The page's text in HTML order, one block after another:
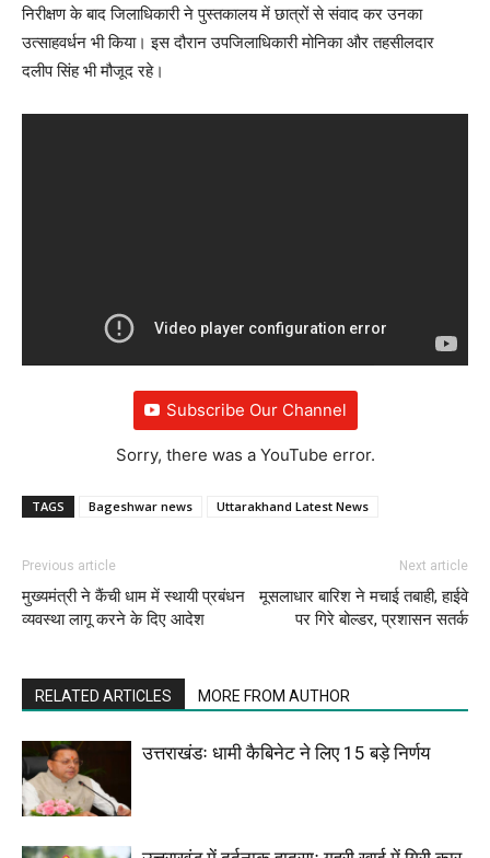
निरीक्षण के बाद जिलाधिकारी ने पुस्तकालय में छात्रों से संवाद कर उनका
उत्साहवर्धन भी किया। इस दौरान उपजिलाधिकारी मोनिका और तहसीलदार
दलीप सिंह भी मौजूद रहे।
Subscribe Our Channel
Sorry, there was a YouTube error.
TAGS Bageshwar news Uttarakhand Latest News
Previous article
मुख्यमंत्री ने कैंची धाम में स्थायी प्रबंधन
व्यवस्था लागू करने के दिए आदेश
Next article
मूसलाधार बारिश ने मचाई तबाही, हाईवे
पर गिरे बोल्डर, प्रशासन सतर्क
RELATED ARTICLES MORE FROM AUTHOR
उत्तराखंडः धामी कैबिनेट ने लिए 15 बड़े निर्णय